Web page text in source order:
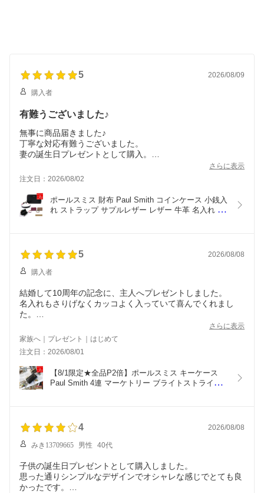
5 2026/08/09
購入者
有難うございました♪
無事に商品届きました♪
丁寧な対応有難うございました。
妻の誕生日プレゼントとして購入。
妻も喜んでいました。
さらに表示
注文日：2026/08/02
ポールスミス 財布 Paul Smith コインケース 小銭入
れ ストラップ サプルレザー レザー 牛革 名入れ レ
5 2026/08/08
購入者
結婚して10周年の記念に、主人へプレゼントしました。
名入れもさりげなくカッコよく入っていて喜んでくれまし
た。
さらに表示
家族へ｜プレゼント｜はじめて
注文日：2026/08/01
【8/1限定★全品P2倍】ポールスミス キーケース
Paul Smith 4連 マーケトリー ブライトストライプ
4 2026/08/08
みき13709665 男性 40代
子供の誕生日プレゼントとして購入しました。
思った通りシンプルなデザインでオシャレな感じでとても良
かったです。